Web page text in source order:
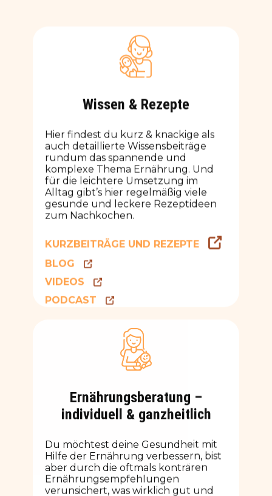
Wissen & Rezepte
Hier findest du kurz & knackige als
auch detaillierte Wissensbeiträge
rundum das spannende und
komplexe Thema Ernährung. Und
für die leichtere Umsetzung im
Alltag gibt’s hier regelmäßig viele
gesunde und leckere Rezeptideen
zum Nachkochen.
KURZBEITRÄGE UND REZEPTE
BLOG
VIDEOS
PODCAST
Ernährungsberatung –
individuell & ganzheitlich
Du möchtest deine Gesundheit mit
Hilfe der Ernährung verbessern, bist
aber durch die oftmals konträren
Ernährungsempfehlungen
verunsichert, was wirklich gut und